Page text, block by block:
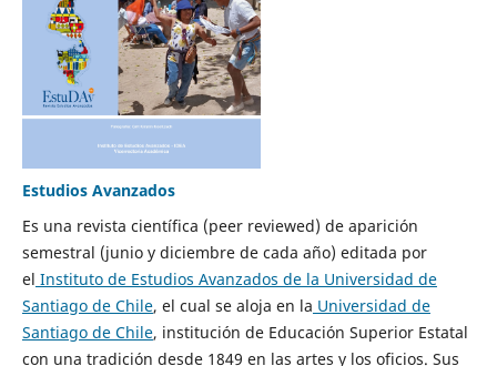
Estudios Avanzados
Es una revista científica (peer reviewed) de aparición
semestral (junio y diciembre de cada año) editada por
el Instituto de Estudios Avanzados de la Universidad de
Santiago de Chile, el cual se aloja en la Universidad de
Santiago de Chile, institución de Educación Superior Estatal
con una tradición desde 1849 en las artes y los oficios. Sus